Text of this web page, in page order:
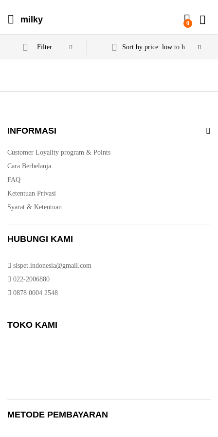
milky 0
Filter Sort by price: low to high
INFORMASI
Customer Loyality program & Points
Cara Berbelanja
FAQ
Ketentuan Privasi
Syarat & Ketentuan
HUBUNGI KAMI
sispet.indonesia@gmail.com
022-2006880
0878 0004 2548
TOKO KAMI
METODE PEMBAYARAN